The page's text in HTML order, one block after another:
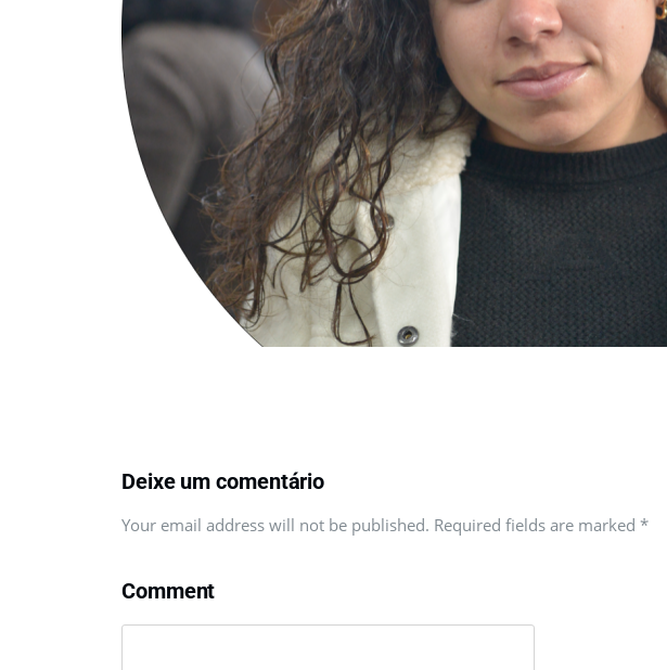
Deixe um comentário
Your email address will not be published. Required fields are marked *
Comment